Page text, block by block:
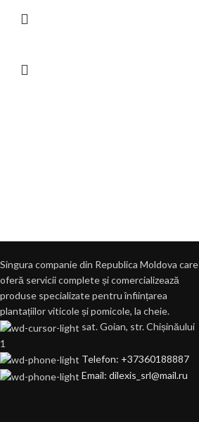
Singura companie din Republica Moldova care
oferă servicii complete și comercializează
produse specializate pentru înființarea
plantațiilor viticole și pomicole, la cheie.
sat. Goian, str. Chișinăului
1
Telefon: +37360188887
Email: dilexis_srl@mail.ru